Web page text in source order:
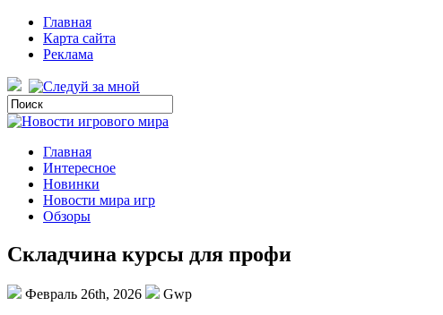
Главная
Карта сайта
Реклама
Главная
Интересное
Новинки
Новости мира игр
Обзоры
Складчина курсы для профи
Февраль 26th, 2026
Gwp